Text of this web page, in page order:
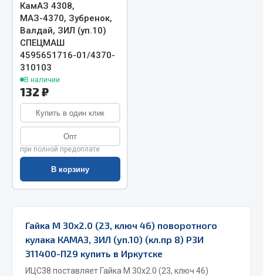
Весь раздел
Запчасти КамАЗ
Двигатель
Система питания
Система выпуска газа
Система охлаждения
Сцепление
Коробка передач
Коробка передач ZF
Запчасти МАЗ
КамАЗ 4308,
МАЗ-4370, Зубренок,
Валдай, ЗИЛ (уп.10)
СПЕЦМАШ
4595651716-01/4370-
310103
В наличии
132 ₽
Купить в один клик
Опт
при полной предоплате
В корзину
Гайка М 30х2.0 (23, ключ 46) поворотного
кулака КАМАЗ, ЗИЛ (уп.10) (кл.пр 8) РЗИ
311400-П29 купить в Иркутске
ИЦС38 поставляет Гайка М 30х2.0 (23, ключ 46)